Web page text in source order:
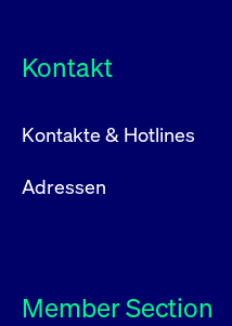
Kontakt
Kontakte & Hotlines
Adressen
Member Section